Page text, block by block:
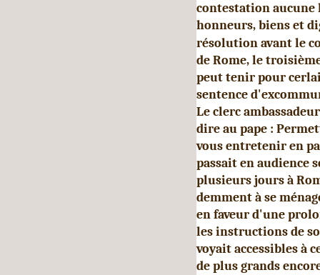
contestation aucune
honneurs, biens et
résolution avant le
de Rome, le
peut tenir pour
sentence
Le clerc
dire au pape :
vous entretenir en
passait en audience
plusieurs jours à
demment à se
en faveur d'une
les instruc­tions de
voyait accessibles à
de plus grands